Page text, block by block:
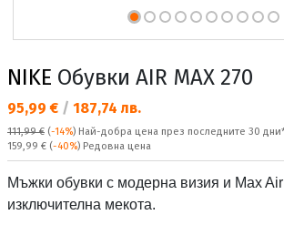
NIKE Обувки AIR MAX 270
Текуща цена:
95,99 € / 187,74 лв.
111,99 € (-14%) Най-добра цена през последните 30
Редовна цена:
159,99 € (-40%) Редовна цена
Мъжки обувки с модерна визия и Max Air
изключителна мекота.